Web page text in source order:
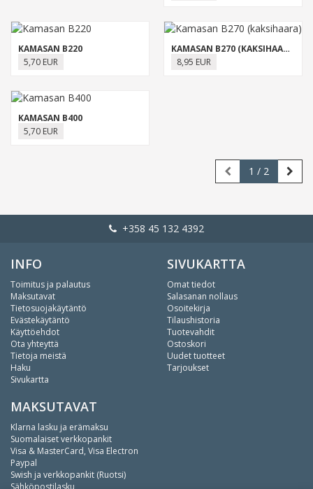
KAMASAN B220
5,70 EUR
KAMASAN B270 (KAKSIHAARA)
8,95 EUR
KAMASAN B400
5,70 EUR
1 / 2
+358 45 132 4392
INFO
Toimitus ja palautus
Maksutavat
Tietosuojakäytäntö
Evästekäytäntö
Käyttöehdot
Ota yhteyttä
Tietoja meistä
Haku
Sivukartta
SIVUKARTTA
Omat tiedot
Salasanan nollaus
Osoitekirja
Tilaushistoria
Tuotevahdit
Ostoskori
Uudet tuotteet
Tarjoukset
MAKSUTAVAT
Klarna lasku ja erämaksu
Suomalaiset verkkopankit
Visa & MasterCard, Visa Electron
Paypal
Swish ja verkkopankit (Ruotsi)